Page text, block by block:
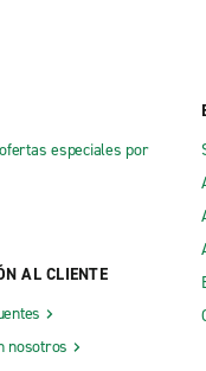
especiales por
AL CLIENTE
nosotros